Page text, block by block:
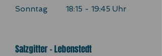
Sonntag 18:15 - 19:45 Uhr
Salzgitter - Lebenstedt